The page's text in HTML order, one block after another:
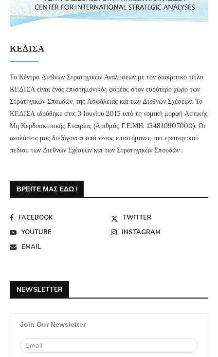
ΚΕΔΙΣΑ
Το Κέντρο Διεθνών Στρατηγικών Αναλύσεων με τον διακριτικό τίτλο
ΚΕΔΙΣΑ είναι ένας επιστημονικός φορέας στον ευρύτερο χώρο των
Στρατηγικών Σπουδών, της Ασφάλειας και των Διεθνών Σχέσεων. Το
ΚΕΔΙΣΑ ιδρύθηκε στις 3 Ιουνίου 2015 υπό τη νομική μορφή Αστικής
Μη Κερδοσκοπικής Εταιρίας (Αριθμός Γ.Ε.ΜΗ: 134810907000). Οι
αναλύσεις μας διεξάγονται από νέους επιστήμονες του ερευνητικού
πεδίου των Διεθνών Σχέσεων και των Στρατηγικών Σπουδών .
ΒΡΕΊΤΕ ΜΑΣ ΕΔΏ !
FACEBOOK
TWITTER
YOUTUBE
INSTAGRAM
EMAIL
NEWSLETTER
Join Our Newsletter